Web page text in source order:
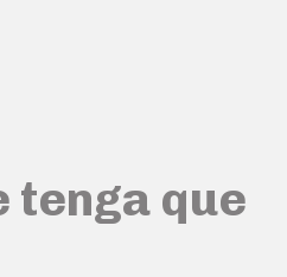
tenga que